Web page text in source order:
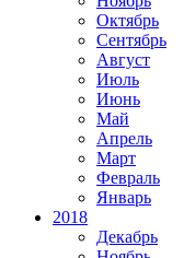
Октябрь
Сентябрь
Август
Июль
Июнь
Май
Апрель
Март
Февраль
Январь
2018
Декабрь